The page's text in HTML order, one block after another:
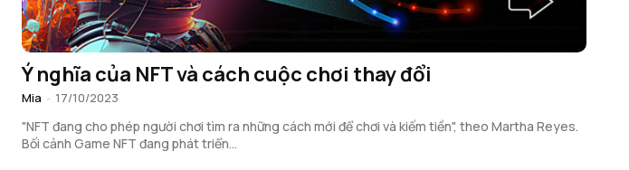
Ý nghĩa của NFT và cách cuộc chơi thay đổi
Mia - 17/10/2023
"NFT đang cho phép người chơi tìm ra những cách mới để chơi và kiếm tiền", theo Martha Reyes.
Bối cảnh Game NFT đang phát triển...